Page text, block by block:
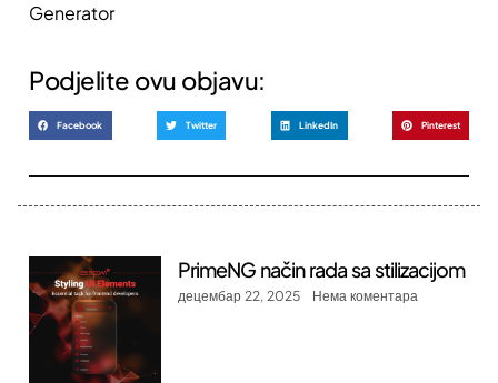
Generator
Podjelite ovu objavu:
Facebook Twitter LinkedIn Pinterest
PrimeNG način rada sa stilizacijom
децембар 22, 2025 Нема коментара